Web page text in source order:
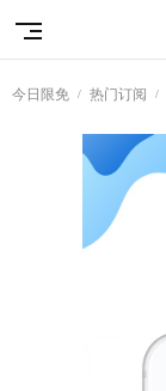
今日限免 热门订阅